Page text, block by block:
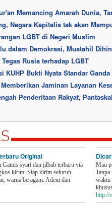
Memancing Amarah Dunia,
Negara Kapitalis tak akan
LGBT di Negeri Muslim
dalam Demokrasi, Mustahil
Rusia terhadap LGBT
KUHP Bukti Nyata Standar
Jaminan Layanan
Penderitaan Rakyat,
Original
syari dan jilbab terbaru via
kirim. Siap kirim seluruh
warna beragam. Adem dan
Mau
waktu
http://